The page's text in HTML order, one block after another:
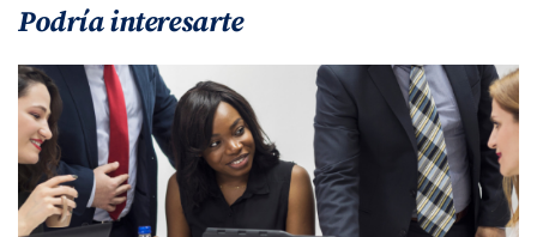
Podría interesarte